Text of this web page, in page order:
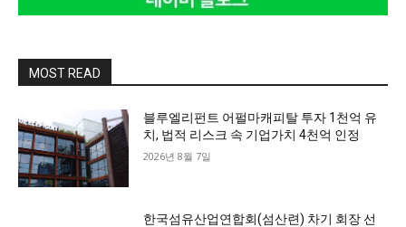
MOST READ
블루엘리펀트 어펄마캐피탈 투자 1천억 유
치, 법적 리스크 속 기업가치 4천억 인정
2026년 8월 7일
한국섬유산업연합회(섬산련) 차기 회장 선